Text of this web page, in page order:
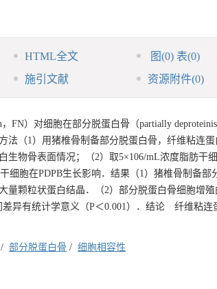
HTML全文 图(0) 表(0)
施引文献 资源附件(0)
）对细胞在部分脱蛋白骨（partially
法（1）用猪椎骨制备部分脱蛋白骨，纤维粘连
生物骨表面情况；（2）取5×106/mL浓度脂肪干
细胞在PDPB生长影响．结果（1）猪椎骨制备
颗粒状蛋白结晶．（2）部分脱蛋白骨细胞增
异有统计学意义（P＜0.001）．结论 纤维粘连
/ 部分脱蛋白骨 / 细胞相容性